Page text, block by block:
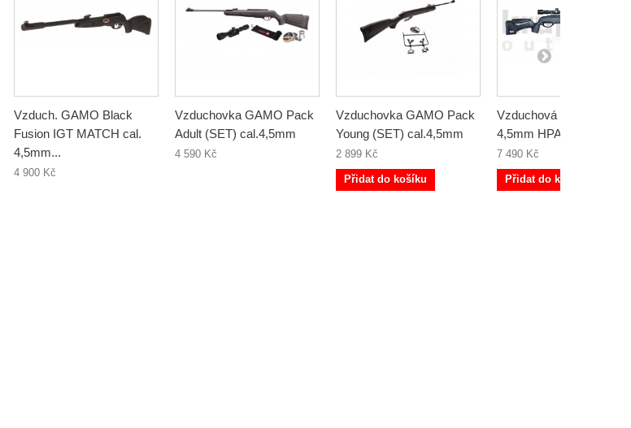
Vzduch. GAMO Black
Fusion IGT MATCH cal.
4,5mm...
4 900 Kč
Vzduchovka GAMO Pack
Adult (SET) cal.4,5mm
4 590 Kč
Vzduchovka GAMO Pack
Young (SET) cal.4,5mm
2 899 Kč
Přidat do košíku
Vzduchová puška
4,5mm HPA mi SET 24J
7 490 Kč
Přidat do košíku